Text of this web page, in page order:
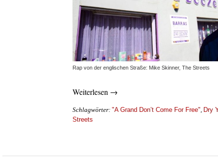
Rap von der englischen Straße: Mike Skinner, The Streets
Weiterlesen →
Schlagwörter: "A Grand Don’t Come For Free", Dry
Streets